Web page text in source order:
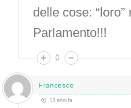
delle cose:
Parlamento!!!
0
Francesco
13 anni fa